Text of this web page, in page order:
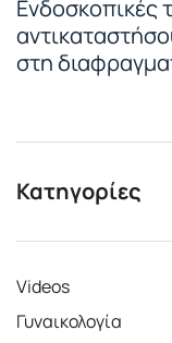
Ενδοσκοπικές
στη
Κατηγορίες
Videos
Γυναικολογία